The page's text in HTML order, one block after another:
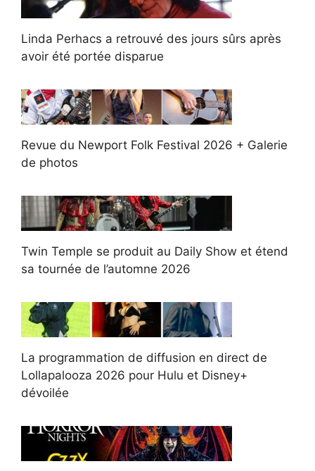
Linda Perhacs a retrouvé des jours sûrs après
avoir été portée disparue
Revue du Newport Folk Festival 2026 + Galerie
de photos
Twin Temple se produit au Daily Show et étend
sa tournée de l’automne 2026
La programmation de diffusion en direct de
Lollapalooza 2026 pour Hulu et Disney+
dévoilée